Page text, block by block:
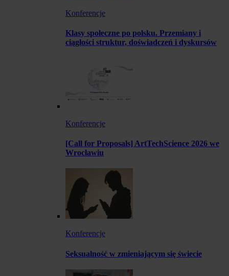
Konferencje
Klasy społeczne po polsku. Przemiany i
ciągłości struktur, doświadczeń i dyskursów
Konferencje
[Call for Proposals] ArtTechScience 2026 we
Wrocławiu
Konferencje
Seksualność w zmieniającym się świecie